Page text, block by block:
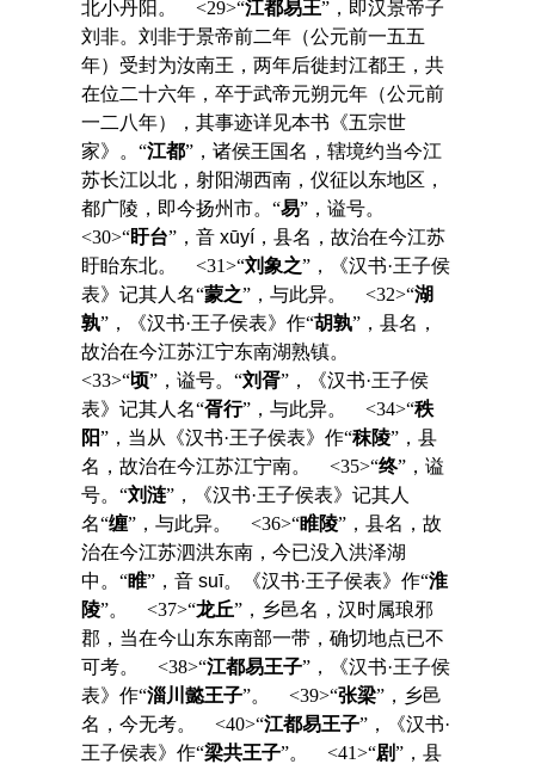
北小丹阳。 <29>“江都易王”，即汉景帝子
刘非。刘非于景帝前二年（公元前一五五
年）受封为汝南王，两年后徙封江都王，共
在位二十六年，卒于武帝元朔元年（公元前
一二八年），其事迹详见本书《五宗世
家》。“江都”，诸侯王国名，辖境约当今江
苏长江以北，射阳湖西南，仪征以东地区，
都广陵，即今扬州市。“易”，谥号。
<30>“盱台”，音 xūyí，县名，故治在今江苏
盱眙东北。 <31>“刘象之”，《汉书·王子侯
表》记其人名“蒙之”，与此异。 <32>“湖
孰”，《汉书·王子侯表》作“胡孰”，县名，
故治在今江苏江宁东南湖熟镇。
<33>“顷”，谥号。“刘胥”，《汉书·王子侯
表》记其人名“胥行”，与此异。 <34>“秩
阳”，当从《汉书·王子侯表》作“秣陵”，县
名，故治在今江苏江宁南。 <35>“终”，谥
号。“刘涟”，《汉书·王子侯表》记其人
名“缠”，与此异。 <36>“睢陵”，县名，故
治在今江苏泗洪东南，今已没入洪泽湖
中。“睢”，音 suī。《汉书·王子侯表》作“淮
陵”。 <37>“龙丘”，乡邑名，汉时属琅邪
郡，当在今山东东南部一带，确切地点已不
可考。 <38>“江都易王子”，《汉书·王子侯
表》作“淄川懿王子”。 <39>“张梁”，乡邑
名，今无考。 <40>“江都易王子”，《汉书·
王子侯表》作“梁共王子”。 <41>“剧”，县